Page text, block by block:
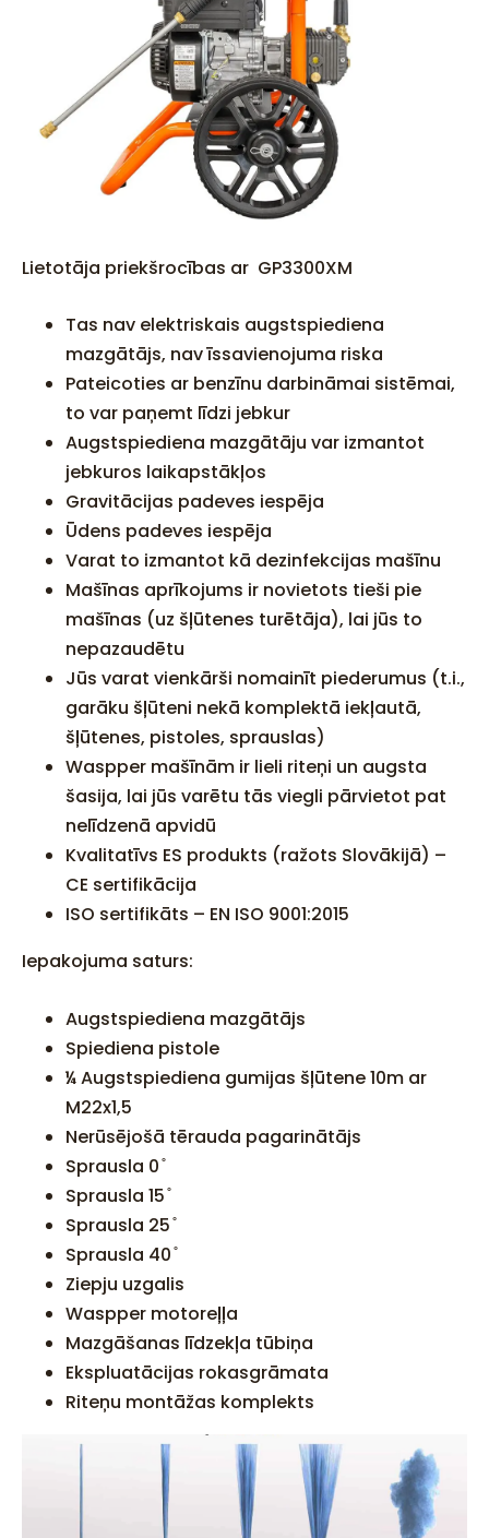
Lietotāja priekšrocības ar GP3300XM
Tas nav elektriskais augstspiediena
mazgātājs, nav īssavienojuma riska
Pateicoties ar benzīnu darbināmai sistēmai,
to var paņemt līdzi jebkur
Augstspiediena mazgātāju var izmantot
jebkuros laikapstākļos
Gravitācijas padeves iespēja
Ūdens padeves iespēja
Varat to izmantot kā dezinfekcijas mašīnu
Mašīnas aprīkojums ir novietots tieši pie
mašīnas (uz šļūtenes turētāja), lai jūs to
nepazaudētu
Jūs varat vienkārši nomainīt piederumus (t.i.,
garāku šļūteni nekā komplektā iekļautā,
šļūtenes, pistoles, sprauslas)
Waspper mašīnām ir lieli riteņi un augsta
šasija, lai jūs varētu tās viegli pārvietot pat
nelīdzenā apvidū
Kvalitatīvs ES produkts (ražots Slovākijā) –
CE sertifikācija
ISO sertifikāts – EN ISO 9001:2015
Iepakojuma saturs:
Augstspiediena mazgātājs
Spiediena pistole
¼ Augstspiediena gumijas šļūtene 10m ar
M22x1,5
Nerūsējošā tērauda pagarinātājs
Sprausla 0 ̊
Sprausla 15 ̊
Sprausla 25 ̊
Sprausla 40 ̊
Ziepju uzgalis
Waspper motoreļļa
Mazgāšanas līdzekļa tūbiņa
Ekspluatācijas rokasgrāmata
Riteņu montāžas komplekts